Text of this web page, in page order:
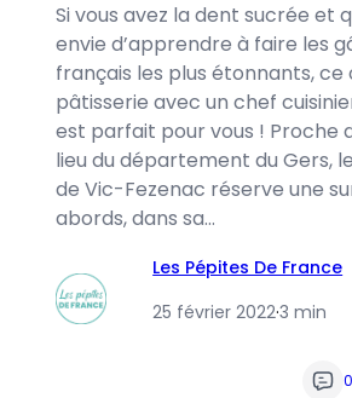
Si vous avez la dent sucrée et
envie d’apprendre à faire les
français les plus étonnants, ce
pâtisserie avec un chef
est parfait pour vous ! Proche
lieu du département du Gers,
de Vic-Fezenac réserve une
abords, dans sa…
Les Pépites De France
25 février 2022·3 min
0